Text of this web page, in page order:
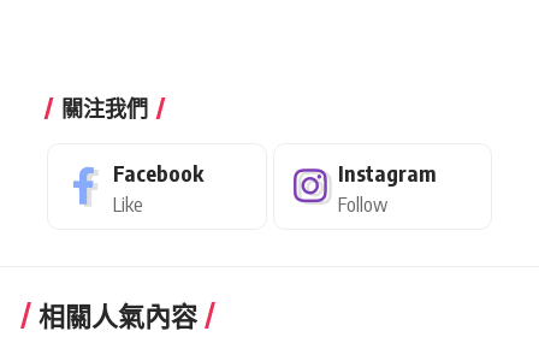
關注我們
Facebook
Like
Instagram
Follow
相關人氣內容